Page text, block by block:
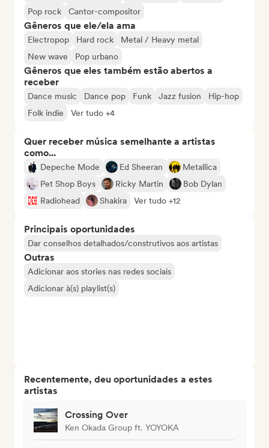
Pop rock
Cantor-compositor
Gêneros que ele/ela ama
Electropop Hard rock
Metal / Heavy metal
New wave
Pop urbano
Gêneros que eles também estão abertos a
receber
Dance music Dance pop Funk Jazz fusion
Hip-hop
Folk indie
Ver tudo +4
Quer receber música semelhante a artistas
como...
Depeche Mode Ed Sheeran
Metallica
Pet Shop Boys
Ricky Martin
Bob Dylan
Radiohead
Shakira Ver tudo +12
Principais oportunidades
Dar conselhos detalhados/construtivos aos artistas
Outras
Adicionar aos stories nas redes sociais
Adicionar à(s) playlist(s)
Recentemente, deu oportunidades a estes
artistas
Crossing Over
Ken Okada Group ft. YOYOKA